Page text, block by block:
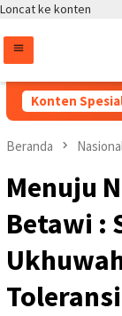
Loncat ke konten
Konten
Bintang
Beranda
Menuju
Betawi :